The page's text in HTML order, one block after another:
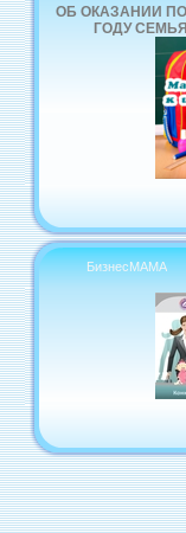
ОБ ОКАЗАНИИ
ГОДУ
БизнесМАМА